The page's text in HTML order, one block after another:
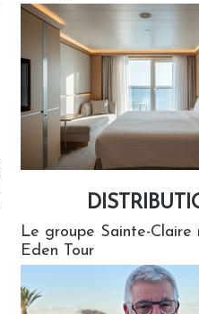
Le groupe Sainte-Claire
Eden Tour